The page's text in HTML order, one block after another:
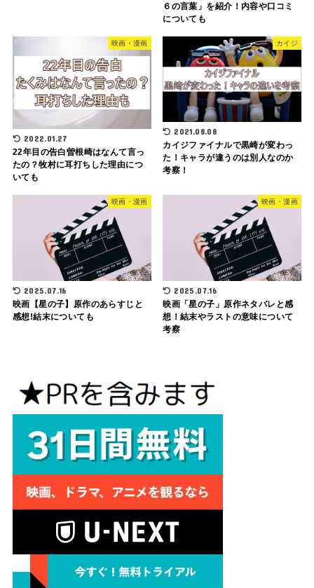
６の言葉」を紹介！内容や口コミ
についても
映画・漫画
2022.01.27
22年目の告白曽根崎はなんて言っ
たの？牧村に耳打ちした理由につ
いても
カイジ
2021.08.08
カイジファイナルで黒崎が変わっ
た！キャラが違うのは別人なのか
考察！
映画・漫画
2025.07.16
映画【星の子】原作のあらすじと
感想!結末についても
映画・漫画
2025.07.16
映画「星の子」原作ネタバレと感
想！結末やラストの意味について
考察